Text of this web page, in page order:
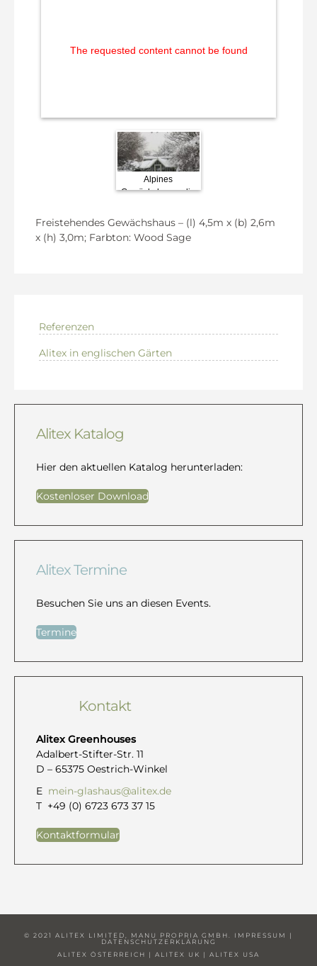
The requested content cannot be found
Alpines
Gewächshaus - die
in die Statik mit ein.
Freistehendes Gewächshaus – (l) 4,5m x (b) 2,6m
x (h) 3,0m; Farbton: Wood Sage
Referenzen
Alitex in englischen Gärten
Alitex Katalog
Hier den aktuellen Katalog herunterladen:
Kostenloser Download
Alitex Termine
Besuchen Sie uns an diesen Events.
Termine
Kontakt
Alitex Greenhouses
Adalbert-Stifter-Str. 11
D – 65375 Oestrich-Winkel
E mein-glashaus@alitex.de
T +49 (0) 6723 673 37 15
Kontaktformular
© 2021 ALITEX LIMITED, MANU PROPRIA GMBH. IMPRESSUM
|
DATENSCHUTZERKLÄRUNG
ALITEX ÖSTERREICH
| ALITEX UK | ALITEX USA